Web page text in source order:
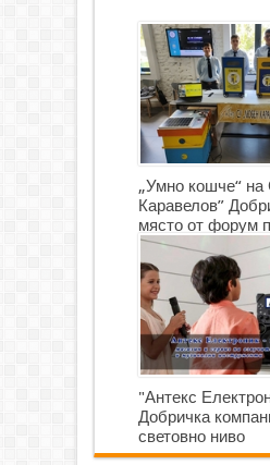
„Умно кошче“ на
Каравелов”
място от форум
роботика
"Антекс
Добричка
световно ниво